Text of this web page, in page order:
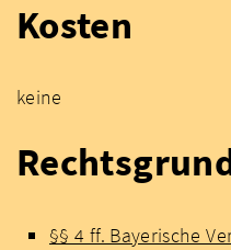
Kosten
keine
§§ 4 ff. Bayerische